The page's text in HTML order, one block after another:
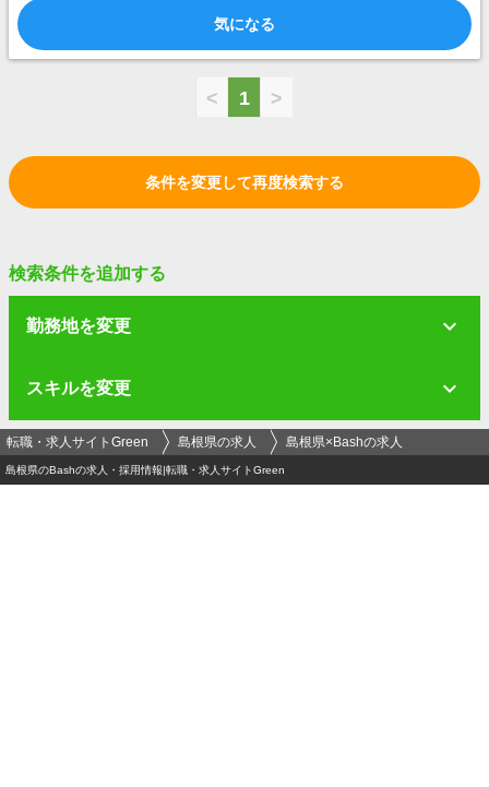
気になる
< 1 >
条件を変更して再度検索する
検索条件を追加する
勤務地を変更
スキルを変更
転職・求人サイトGreen 島根県の求人 島根県×Bashの求人
島根県のBashの求人・採用情報|転職・求人サイトGreen